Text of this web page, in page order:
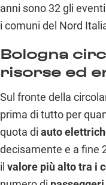
anni sono 32 gli
i comuni del Nord
Bologna
risorse ed
Sul fronte della
prima di tutto per
quota di auto
decisamente e a fine
il valore più alto tra i